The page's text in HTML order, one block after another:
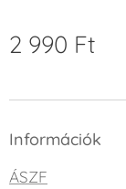
2 990 Ft
Információk
ÁSZF